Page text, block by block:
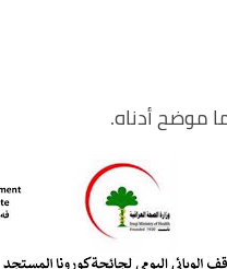
موضح أدناه.